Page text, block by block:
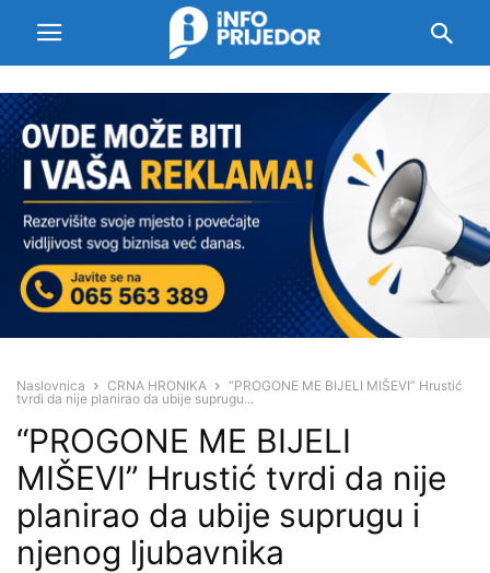
Naslovnica CRNA HRONIKA
“PROGONE ME BIJELI MIŠEVI” Hrustić
tvrdi da nije planirao da ubije suprugu...
“PROGONE ME BIJELI
MIŠEVI” Hrustić tvrdi da nije
planirao da ubije suprugu i
njenog ljubavnika